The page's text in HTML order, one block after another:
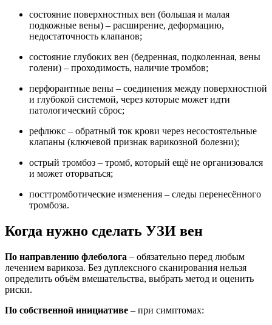
состояние поверхностных вен (большая и малая
подкожные вены) – расширение, деформацию,
недостаточность клапанов;
состояние глубоких вен (бедренная, подколенная, вены
голени) – проходимость, наличие тромбов;
перфорантные вены – соединения между поверхностной
и глубокой системой, через которые может идти
патологический сброс;
рефлюкс – обратный ток крови через несостоятельные
клапаны (ключевой признак варикозной болезни);
острый тромбоз – тромб, который ещё не организовался
и может оторваться;
посттромботические изменения – следы перенесённого
тромбоза.
Когда нужно сделать УЗИ вен
По направлению флеболога – обязательно перед любым
лечением варикоза. Без дуплексного сканирования нельзя
определить объём вмешательства, выбрать метод и оценить
риски.
По собственной инициативе – при симптомах: